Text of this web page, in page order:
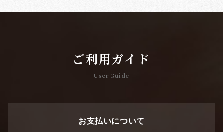
ご利用ガイド
User Guide
お支払いについて